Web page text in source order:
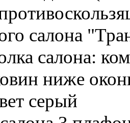
салона
салона:
ниже
серый